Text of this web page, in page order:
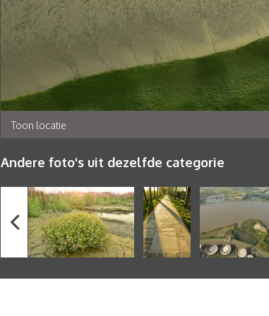
Toon locatie
Andere foto's uit dezelfde categorie